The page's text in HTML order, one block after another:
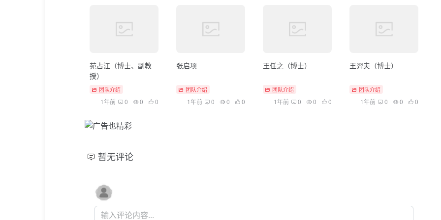
苑占江（博士、副教
授）
团队介绍
1年前 0 0 0
张启项
团队介绍
1年前 0 0 0
王任之（博士）
团队介绍
1年前 0 0 0
王羿夫（博士）
团队介绍
1年前 0 0 0
暂无评论